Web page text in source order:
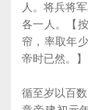
人。将兵将
各一人。【
帘，率取年
帝时已然。】
循至岁以百数